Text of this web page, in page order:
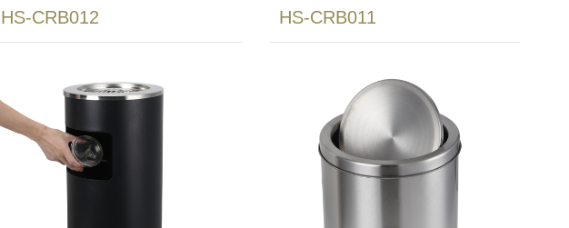
HS-CRB012 HS-CRB011